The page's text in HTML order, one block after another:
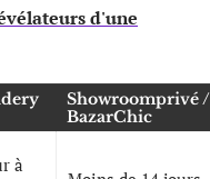
d'une
Showroomprivé /
BazarChic
à